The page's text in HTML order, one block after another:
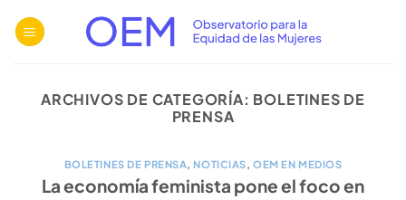
ARCHIVOS DE CATEGORÍA: BOLETINES DE
PRENSA
BOLETINES DE PRENSA,NOTICIAS,OEM EN MEDIOS
La economía feminista pone el foco en